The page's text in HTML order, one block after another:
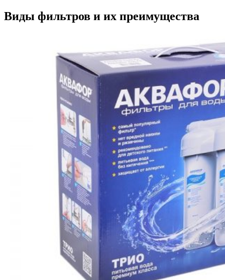
Виды фильтров и их преимущества